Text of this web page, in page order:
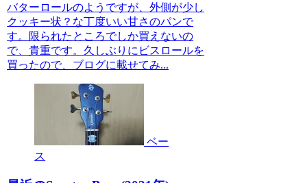
バターロールのようですが、外側が少し
クッキー状？な丁度いい甘さのパンで
す。限られたところでしか買えないの
で、貴重です。久しぶりにビスロールを
買ったので、ブログに載せてみ...
ベー
ス